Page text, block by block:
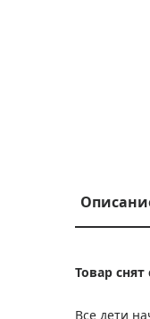
Товар
Все дети